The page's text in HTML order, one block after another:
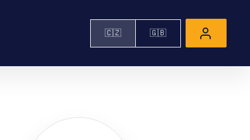
🇨🇿 🇬🇧